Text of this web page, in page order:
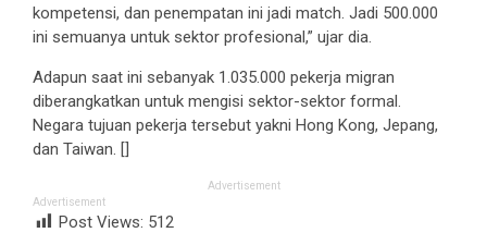
kompetensi, dan penempatan ini jadi match. Jadi 500.000
ini semuanya untuk sektor profesional,” ujar dia.
Adapun saat ini sebanyak 1.035.000 pekerja migran
diberangkatkan untuk mengisi sektor-sektor formal.
Negara tujuan pekerja tersebut yakni Hong Kong, Jepang,
dan Taiwan. []
Advertisement
Advertisement
Post Views: 512